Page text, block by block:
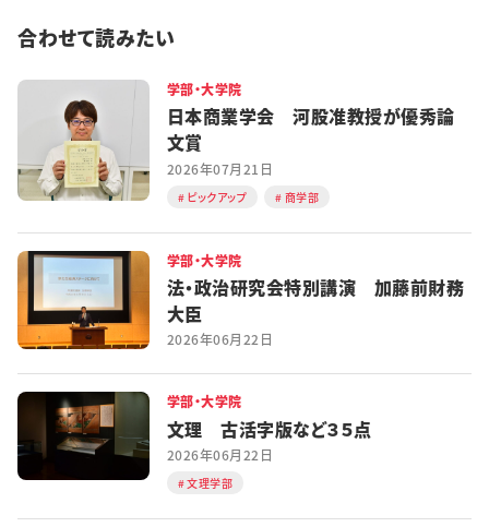
合わせて読みたい
学部・大学院
日本商業学会 河股准教授が優秀論
文賞
2026年07月21日
ピックアップ 商学部
学部・大学院
法・政治研究会特別講演 加藤前財務
大臣
2026年06月22日
学部・大学院
文理 古活字版など３５点
2026年06月22日
文理学部